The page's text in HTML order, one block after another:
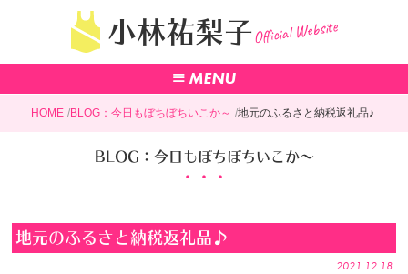
小林祐梨子Official Website
HOME BLOG：今日もぼちぼちいこか～ 地元のふるさと納税返礼品♪
BLOG：今日もぼちぼちいこか～
地元のふるさと納税返礼品♪
2021.12.18